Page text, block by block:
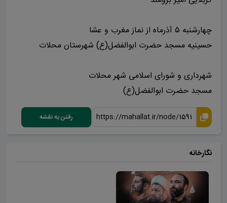
چهارشنبه ۵ آذرماه از نماز مغرب و عشا
حسینیه مسجد حضرت ابوالفضل(ع) شهرستان محلات
شهرداری و شورای اسلامی شهر محلات
مسجد حضرت ابوالفضل(ع)
رفتن به نقشه
نگارخانه